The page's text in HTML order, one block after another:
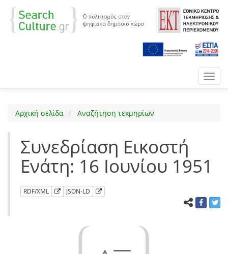
Αρχική σελίδα Αναζήτηση τεκμηρίων
Συνεδρίαση Εικοστή
Ενάτη: 16 Ιουνίου 1951
RDF/XML JSON-LD